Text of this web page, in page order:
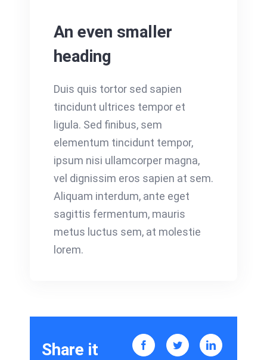
An even smaller
heading
Duis quis tortor sed sapien
tincidunt ultrices tempor et
ligula. Sed finibus, sem
elementum tincidunt tempor,
ipsum nisi ullamcorper magna,
vel dignissim eros sapien at sem.
Aliquam interdum, ante eget
sagittis fermentum, mauris
metus luctus sem, at molestie
lorem.
Share it